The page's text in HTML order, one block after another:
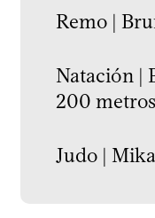
Remo |
Natación |
200
Judo |